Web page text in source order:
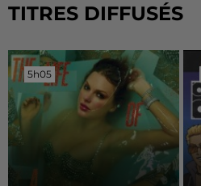
TITRES DIFFUSÉS
5h05
5h05